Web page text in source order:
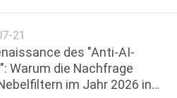
21
des "Anti-AI-
Warum die Nachfrage
im Jahr 2026 in